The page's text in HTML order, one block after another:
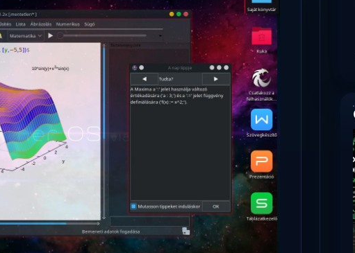
Microsoft odaadta a kulcsokat a
hatóságoknak, hogy visszafejthessék